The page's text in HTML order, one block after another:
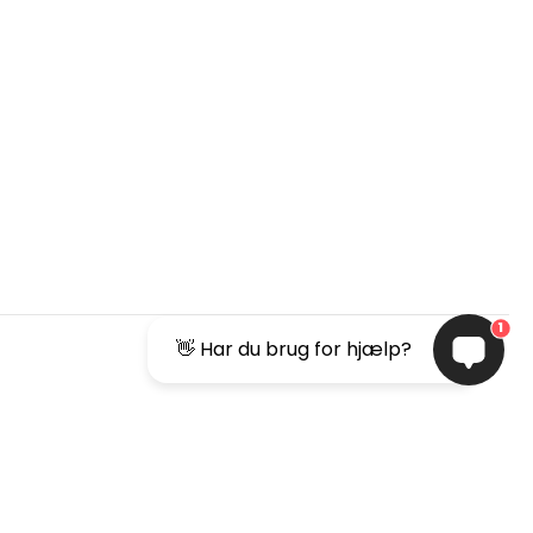
👋 Har du brug for hjælp?
1